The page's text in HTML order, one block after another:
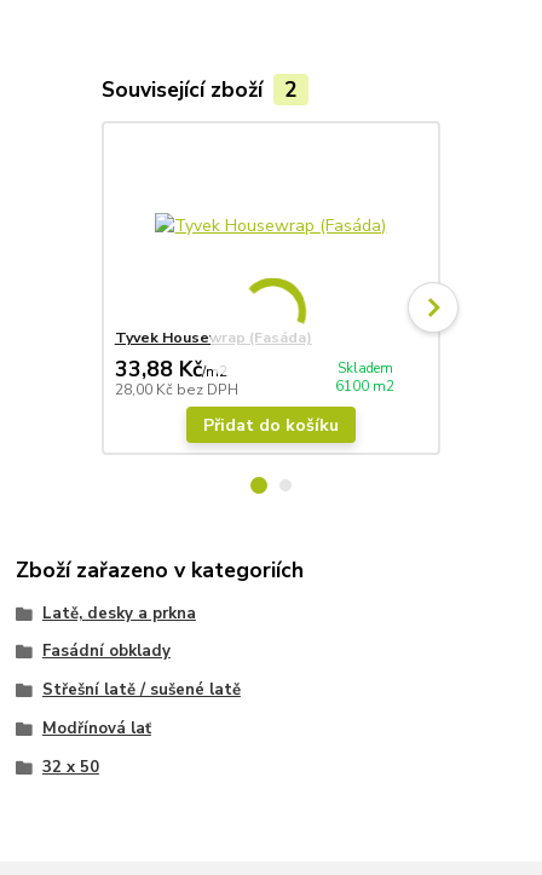
Související zboží 2
Tyvek Housewrap (Fasáda)
33,88 Kč/m2
28,00 Kč bez DPH
Skladem
6100 m2
Přidat do košíku
Zboží zařazeno v kategoriích
Latě, desky a prkna
Fasádní obklady
Střešní latě / sušené latě
Modřínová lať
32 x 50